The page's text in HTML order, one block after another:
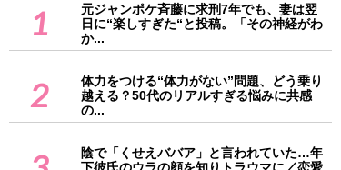
1
元ジャンポケ斉藤に求刑7年でも、妻は翌
日に“楽しすぎた“と投稿。「その神経がわ
か...
2
体力をつける“体力がない”問題、どう乗り
越える？50代のリアルすぎる悩みに共感
の...
陰で「くせえババア」と言われていた…年
下彼氏のウラの顔を知りトラウマに／恋愛